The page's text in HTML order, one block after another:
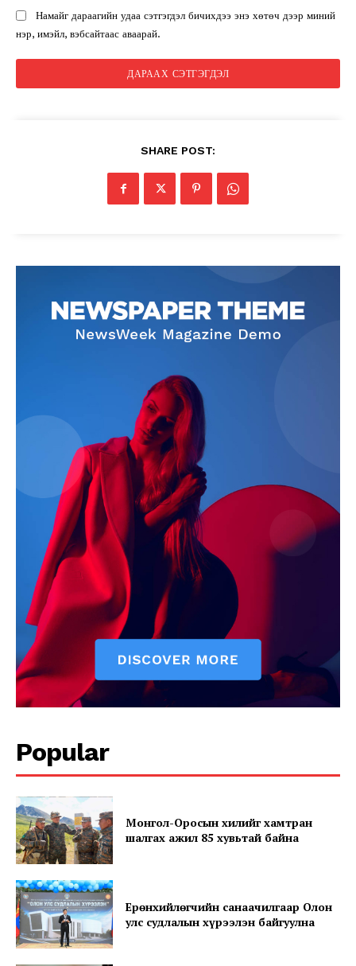
Намайг дараагийн удаа сэтгэгдэл бичихдээ энэ хөтөч дээр миний
нэр, имэйл, вэбсайтаас аваарай.
SHARE POST:
Popular
Монгол-Оросын хилийг хамтран
шалгах ажил 85 хувьтай байна
Ерөнхийлөгчийн санаачилгаар Олон
улс судлалын хүрээлэн байгуулна